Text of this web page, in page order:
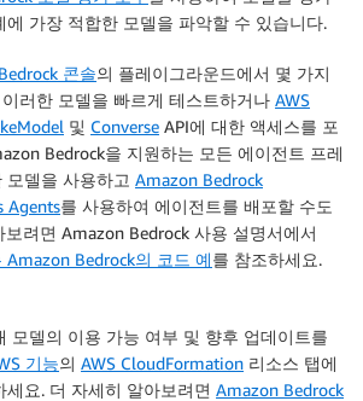
에 가장 적합한 모델을 파악할 수 있습니다.
콘솔의 플레이그라운드에서 몇 가지
러한 모델을 빠르게 테스트하거나 AWS
및 Converse API에 대한 액세스를 포
Bedrock을 지원하는 모든 에이전트 프레
모델을 사용하고 Amazon Bedrock
Agents를 사용하여 에이전트를 배포할 수도
려면 Amazon Bedrock 사용 설명서에서
Amazon Bedrock의 코드 예를 참조하세요.
모델의 이용 가능 여부 및 향후 업데이트를
기능의 AWS CloudFormation 리소스 탭에
요. 더 자세히 알아보려면 Amazon Bedrock